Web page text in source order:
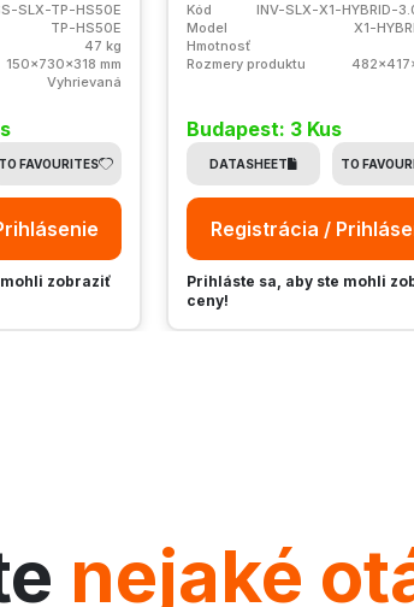
SLX-TP-HS50E
TP-HS50E
47 kg
150x730x318 mm
Vyhrievaná
TO FAVOURITES
zobraziť
Kód
INV-SLX-X1-HYBRID-
Model
X1-
Hmotnosť
Rozmery produktu
Budapest: 3 Kus
DATASHEET TO
Registrácia /
Prihláste sa, aby ste mohli
ceny!
nejaké